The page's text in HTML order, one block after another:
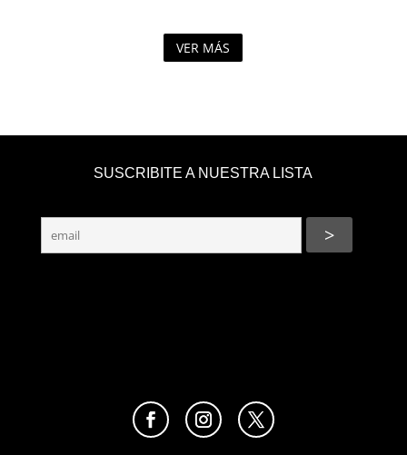
VER MÁS
SUSCRIBITE A NUESTRA LISTA